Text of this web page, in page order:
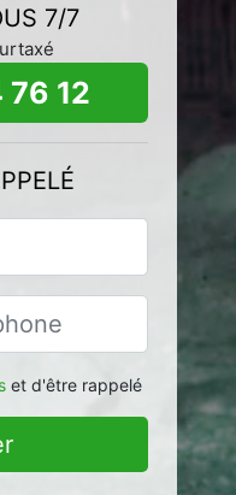
7/7
12
et d'être rappelé